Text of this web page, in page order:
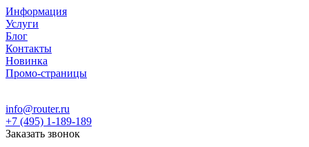
Информация
Услуги
Блог
Контакты
Новинка
Промо-страницы
info@router.ru
+7 (495) 1-189-189
Заказать звонок